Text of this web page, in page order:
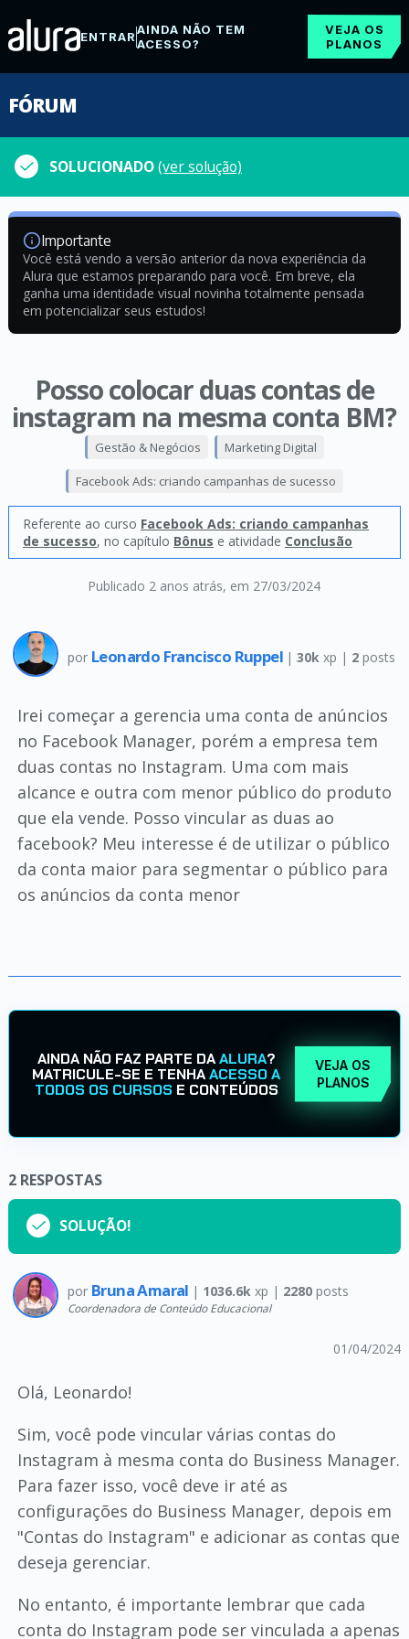
ENTRARAINDA NÃO TEM
ACESSO?
VEJA OS
PLANOS
FÓRUM
SOLUCIONADO(ver solução)
Importante
Você está vendo a versão anterior da nova experiência da
Alura que estamos preparando para você. Em breve, ela
ganha uma identidade visual novinha totalmente pensada
em potencializar seus estudos!
Posso colocar duas contas de
instagram na mesma conta BM?
Publicado 2 anos atrás, em 27/03/2024
Gestão & Negócios Marketing Digital
Facebook Ads: criando campanhas de sucesso
Referente ao curso Facebook Ads: criando campanhas
de sucesso, no capítulo Bônus e atividade Conclusão
por Leonardo Francisco Ruppel |30k xp | 2 posts
Irei começar a gerencia uma conta de anúncios
no Facebook Manager, porém a empresa tem
duas contas no Instagram. Uma com mais
alcance e outra com menor público do produto
que ela vende. Posso vincular as duas ao
facebook? Meu interesse é de utilizar o público
da conta maior para segmentar o público para
os anúncios da conta menor
AINDA NÃO FAZ PARTE DAALURA?
MATRICULE-SE E TENHAACESSO A
TODOS OS CURSOS E CONTEÚDOS
VEJA OS
PLANOS
2 RESPOSTAS
SOLUÇÃO!
por Bruna Amaral | 1036.6k xp | 2280 posts
Coordenadora de Conteúdo Educacional
01/04/2024
Olá, Leonardo!
Sim, você pode vincular várias contas do
Instagram à mesma conta do Business Manager.
Para fazer isso, você deve ir até as
configurações do Business Manager, depois em
"Contas do Instagram" e adicionar as contas que
deseja gerenciar.
No entanto, é importante lembrar que cada
conta do Instagram pode ser vinculada a apenas